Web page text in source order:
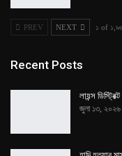
PREV NEXT ১ of
Recent Posts
লায়ন্স
জুলা ১৩, ২০২৬